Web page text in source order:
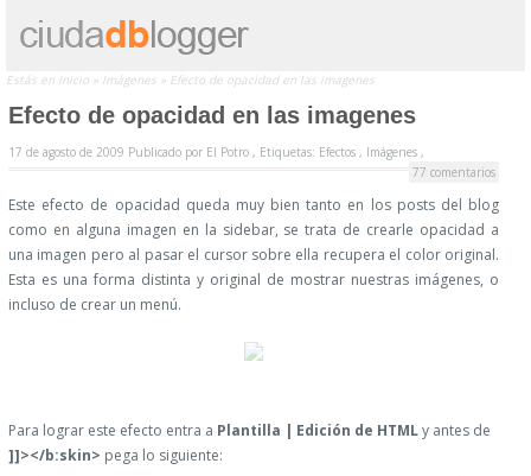
Estás en Inicio » Imágenes » Efecto de opacidad en las imagenes
Efecto de opacidad en las imagenes
17 de agosto de 2009 Publicado por El Potro , Etiquetas: Efectos , Imágenes
77 comentarios
,
Este efecto de opacidad queda muy bien tanto en los posts del blog
como en alguna imagen en la sidebar, se trata de crearle opacidad a
una imagen pero al pasar el cursor sobre ella recupera el color original.
Esta es una forma distinta y original de mostrar nuestras imágenes, o
incluso de crear un menú.
Para lograr este efecto entra a Plantilla | Edición de HTMLy antes de
]]></b:skin> pega lo siguiente: